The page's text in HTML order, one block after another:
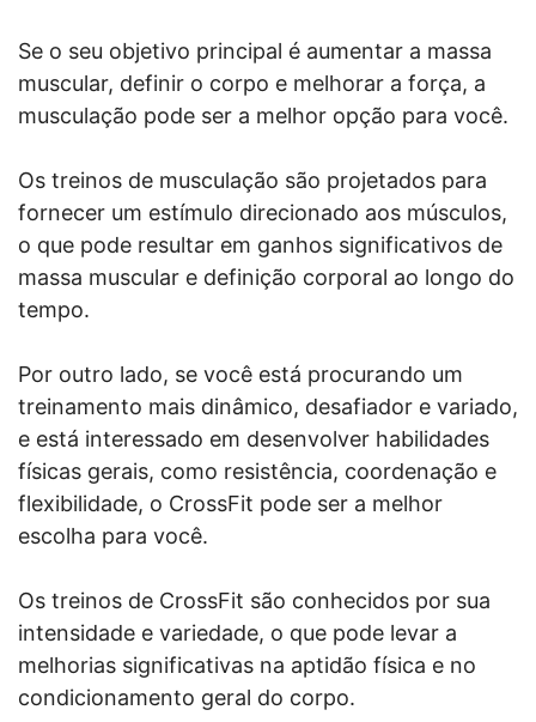
Se o seu objetivo principal é aumentar a massa
muscular, definir o corpo e melhorar a força, a
musculação pode ser a melhor opção para você.
Os treinos de musculação são projetados para
fornecer um estímulo direcionado aos músculos,
o que pode resultar em ganhos significativos de
massa muscular e definição corporal ao longo do
tempo.
Por outro lado, se você está procurando um
treinamento mais dinâmico, desafiador e variado,
e está interessado em desenvolver habilidades
físicas gerais, como resistência, coordenação e
flexibilidade, o CrossFit pode ser a melhor
escolha para você.
Os treinos de CrossFit são conhecidos por sua
intensidade e variedade, o que pode levar a
melhorias significativas na aptidão física e no
condicionamento geral do corpo.